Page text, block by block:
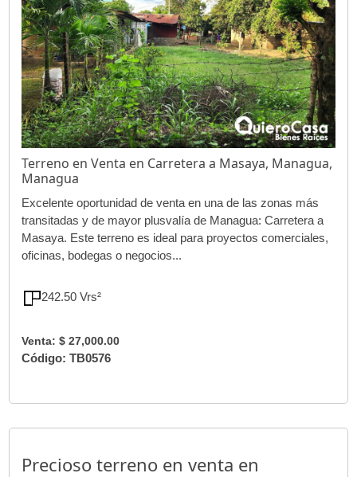
Terreno en Venta en Carretera a Masaya, Managua,
Managua
Excelente oportunidad de venta en una de las zonas más
transitadas y de mayor plusvalía de Managua: Carretera a
Masaya. Este terreno es ideal para proyectos comerciales,
oficinas, bodegas o negocios...
242.50 Vrs²
Venta: $ 27,000.00
Código: TB0576
Precioso terreno en venta en